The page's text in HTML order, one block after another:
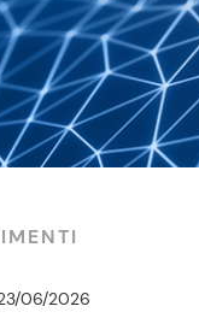
06/2026